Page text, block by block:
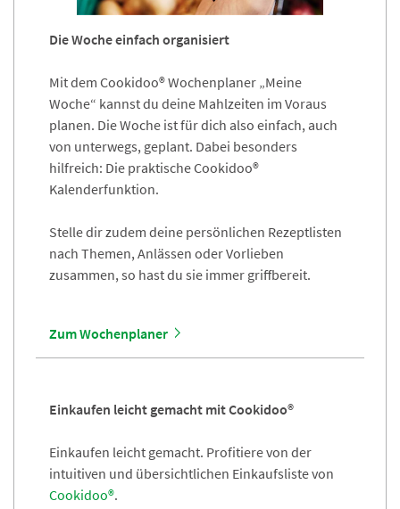
Die Woche einfach organisiert
Mit dem Cookidoo® Wochenplaner „Meine
Woche“ kannst du deine Mahlzeiten im Voraus
planen. Die Woche ist für dich also einfach, auch
von unterwegs, geplant. Dabei besonders
hilfreich: Die praktische Cookidoo®
Kalenderfunktion.
Stelle dir zudem deine persönlichen Rezeptlisten
nach Themen, Anlässen oder Vorlieben
zusammen, so hast du sie immer griffbereit.
Zum Wochenplaner
Einkaufen leicht gemacht mit Cookidoo®
Einkaufen leicht gemacht. Profitiere von der
intuitiven und übersichtlichen Einkaufsliste von
Cookidoo®.